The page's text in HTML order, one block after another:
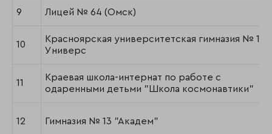
9 Лицей № 64 (Омск)
10
Красноярская университетская гимназия № 1
Универс
11
Краевая школа-интернат по работе с
одаренными детьми "Школа космонавтики"
12 Гимназия № 13 "Академ"